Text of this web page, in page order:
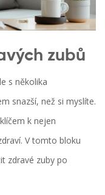
zubů
s několika
snazší, než si myslíte.
k nejen
V tomto bloku
zdravé zuby po